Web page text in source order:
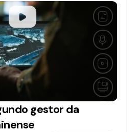
gestor da